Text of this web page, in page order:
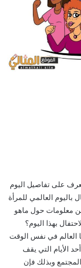
على تفاصيل اليوم
باليوم العالمي للمرأة
عن معلومات حول ماهو
بهذا اليوم؟
العالم في نفس الوقت
الأيام التي يقف
المجتمع وبذلك فإن